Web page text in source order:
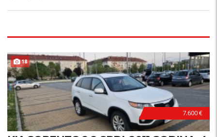
18
7.600 €